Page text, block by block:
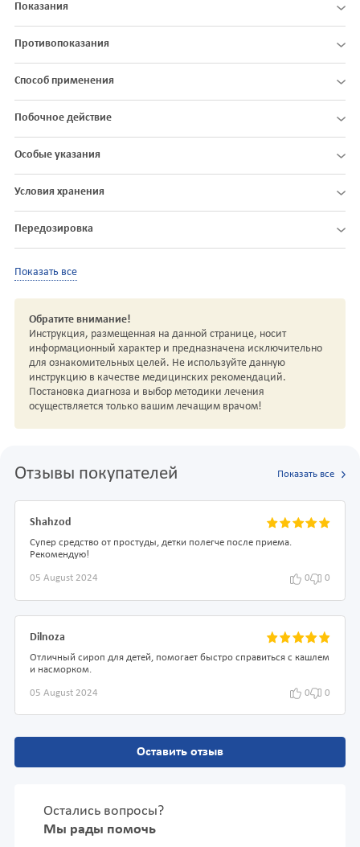
Показания
Противопоказания
Способ применения
Побочное действие
Особые указания
Условия хранения
Передозировка
Показать все
Обратите внимание!
Инструкция, размещенная на данной странице, носит
информационный характер и предназначена исключительно
для ознакомительных целей. Не используйте данную
инструкцию в качестве медицинских рекомендаций.
Постановка диагноза и выбор методики лечения
осуществляется только вашим лечащим врачом!
Отзывы покупателей Показать все
Shahzod
Супер средство от простуды, детки полегче после приема.
Рекомендую!
05 August 2024 0 0
Dilnoza
Отличный сироп для детей, помогает быстро справиться с кашлем
и насморком.
05 August 2024 0 0
Оставить отзыв
Остались вопросы?
Мы рады помочь